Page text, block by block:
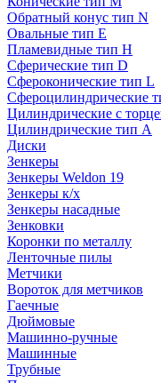
Обратный конус тип N
Овальные тип E
Пламевидные тип H
Сферические тип D
Сфероконические тип L
Сфероцилиндрические
Цилиндрические с
Цилиндрические тип А
Диски
Зенкеры
Зенкеры Weldon 19
Зенкеры к/х
Зенкеры насадные
Зенковки
Коронки по металлу
Ленточные пилы
Метчики
Вороток для метчиков
Гаечные
Дюймовые
Машинно-ручные
Машинные
Трубные